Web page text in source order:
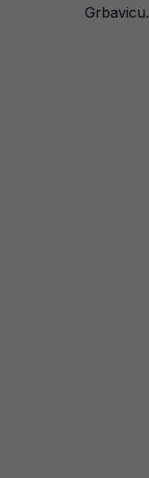
Grbavicu.